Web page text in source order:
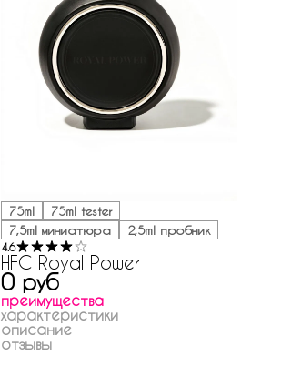
75ml
75ml tester
7,5ml миниатюра
2,5ml пробник
4.6
HFC Royal Power
0 руб
преимущества
характеристики
описание
отзывы